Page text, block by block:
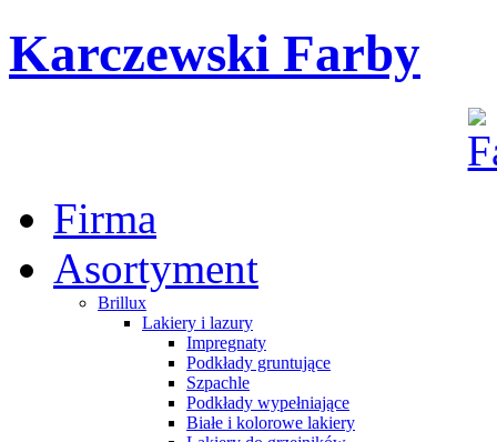
Karczewski Farby
Firma
Asortyment
Brillux
Lakiery i lazury
Impregnaty
Podkłady gruntujące
Szpachle
Podkłady wypełniające
Białe i kolorowe lakiery